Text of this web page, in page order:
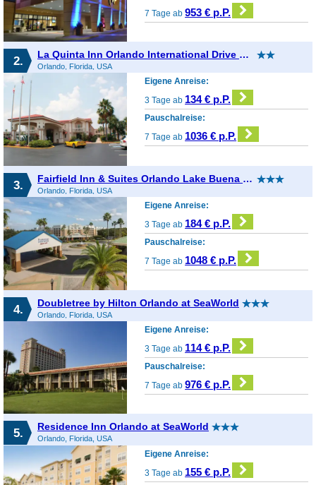
7 Tage ab953 € p.P.
2. La Quinta Inn Orlando International Drive North
Orlando, Florida, USA
Eigene Anreise:
3 Tage ab 134 € p.P.
Pauschalreise:
7 Tage ab 1036 € p.P.
3. Fairfield Inn & Suites Orlando Lake Buena Vista Marriott Villag
Orlando, Florida, USA
Eigene Anreise:
3 Tage ab 184 € p.P.
Pauschalreise:
7 Tage ab 1048 € p.P.
4. Doubletree by Hilton Orlando at SeaWorld
Orlando, Florida, USA
Eigene Anreise:
3 Tage ab 114 € p.P.
Pauschalreise:
7 Tage ab976 € p.P.
5. Residence Inn Orlando at SeaWorld
Orlando, Florida, USA
Eigene Anreise:
3 Tage ab 155 € p.P.